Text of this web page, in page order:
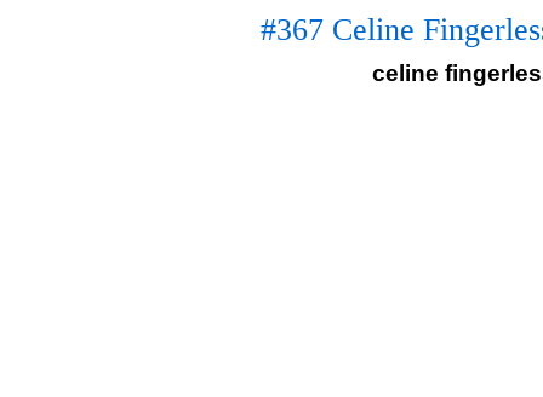
#367 Celine
celine